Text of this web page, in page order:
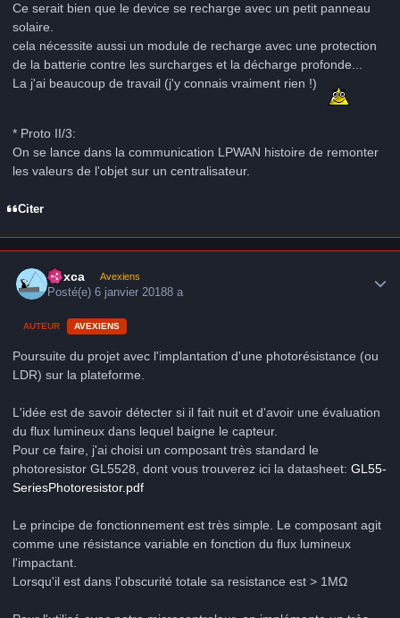
Ce serait bien que le device se recharge avec un petit panneau
solaire.
cela nécessite aussi un module de recharge avec une protection
de la batterie contre les surcharges et la décharge profonde...
La j'ai beaucoup de travail (j'y connais vraiment rien !)
* Proto II/3:
On se lance dans la communication LPWAN histoire de remonter
les valeurs de l'objet sur un centralisateur.
Citer
hoxca Avexiens
Posté(e)6 janvier 20188 a
AUTEUR AVEXIENS
Poursuite du projet avec l'implantation d'une photorésistance (ou
LDR) sur la plateforme.
L'idée est de savoir détecter si il fait nuit et d'avoir une évaluation
du flux lumineux dans lequel baigne le capteur.
Pour ce faire, j'ai choisi un composant très standard le
photoresistor GL5528, dont vous trouverez ici la datasheet: GL55-
SeriesPhotoresistor.pdf
Le principe de fonctionnement est très simple. Le composant agit
comme une résistance variable en fonction du flux lumineux
l'impactant.
Lorsqu'il est dans l'obscurité totale sa resistance est > 1MΩ